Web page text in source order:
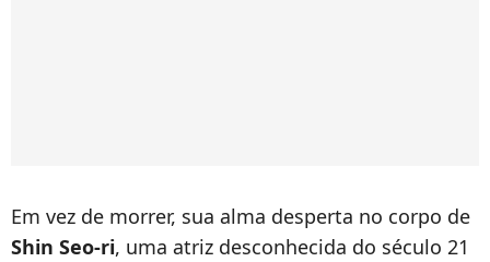
Em vez de morrer, sua alma desperta no corpo de
Shin Seo-ri, uma atriz desconhecida do século 21